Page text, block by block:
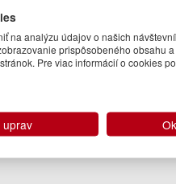
na analýzu údajov o našich
prispôsobeného obsahu
Pre viac informácií o cookies
uprav